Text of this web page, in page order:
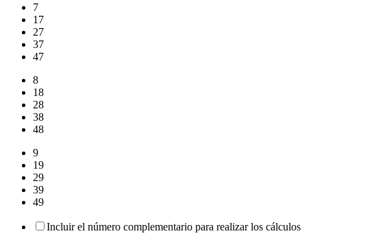
7
17
27
37
47
8
18
28
38
48
9
19
29
39
49
Incluir el número complementario para realizar los cálculos